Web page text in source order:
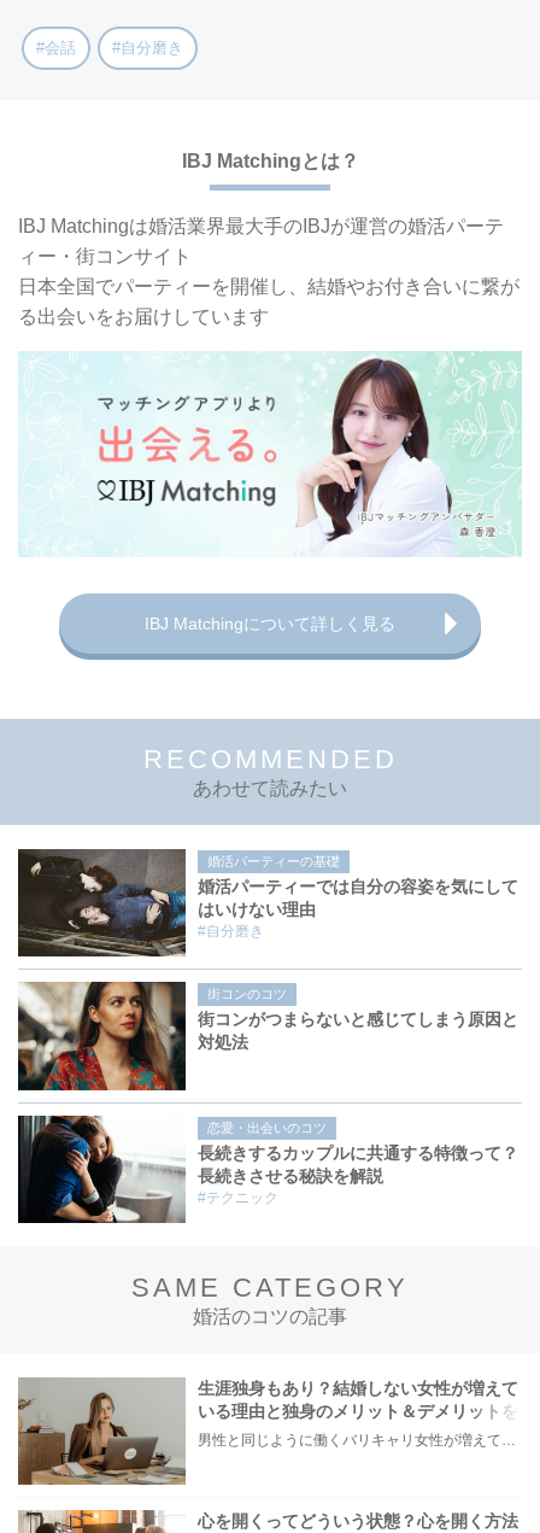
#会話 #自分磨き
IBJ Matchingとは？
IBJ Matchingは婚活業界最大手の IBJが運営の婚活パーテ
ィー・街コンサイト
日本全国でパーティーを開催し、 結婚やお付き合いに繋が
る出会いをお届けしています
IBJ Matchingについて詳しく見る
RECOMMENDED
あわせて読みたい
婚活パーティーの基礎
婚活パーティーでは自分の容姿を気にして
はいけない理由
#自分磨き
街コンのコツ
街コンがつまらないと感じてしまう原因と
対処法
恋愛・出会いのコツ
長続きするカップルに共通する特徴って？
長続きさせる秘訣を解説
#テクニック
SAME CATEGORY
婚活のコツの記事
生涯独身もあり？結婚しない女性が増えて
いる理由と独身のメリット＆デメリットを
解説！
男性と同じように働くバリキャリ女性が増えている昨今。 結婚適齢期と言われる25〜34歳になる頃には、責任ある仕事を任されていて、今は結婚のことよりもキャリアを積みたいと考える人も多くいるのではないでしょうか。 「結婚を諦めた訳じゃないけど今ではない」 「タイミングがきたら結婚するつもり」 そんなことを考えているうちに35歳を過ぎ、いざ結婚したいと思ったときには出会いのチャンスが限られている…なんてことも。 最終的には、妥協して相手を選んで結婚するくらいなら生涯独身もありかも？という考えを持ち始める人もいるでしょう。 そこで本記事では、未婚女性が増えている要因と、生涯独身でいるメリット&デメリットを解説。 さらに、独身女性がやっておくべきことをご紹介します。 ・今は仕事が優先で結婚したいかわからない ・自分の結婚観について真剣に考え始めた そんな女性はぜひ参考にしてみてください。
心を開くってどういう状態？心を開く方法